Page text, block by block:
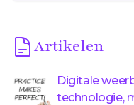
Artikelen
Digitale
technologie,